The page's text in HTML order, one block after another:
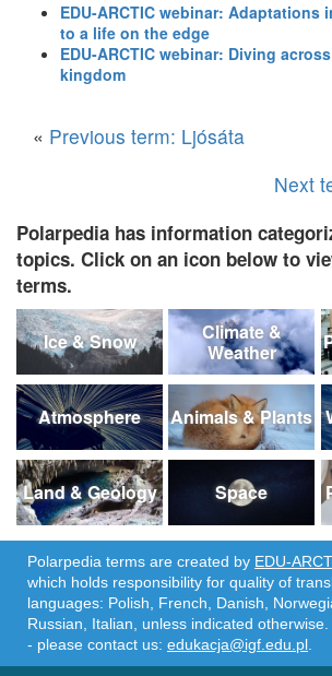
EDU-ARCTIC webinar: Adaptations
to a life on the edge
EDU-ARCTIC webinar: Diving
kingdom
« Previous term: Ljósáta
Next
Polarpedia has information
topics. Click on an icon below to
terms.
Ice & Snow
Climate &
Weather
Atmosphere Animals & Plants
Land & Geology Space
Polarpedia terms are created by EDU-
which holds responsibility for quality of
languages: Polish, French, Danish,
Russian, Italian, unless indicated
- please contact us: edukacja@igf.edu.pl